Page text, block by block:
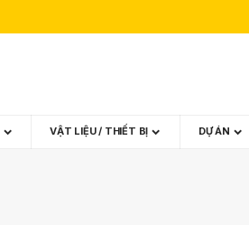
VẬT LIỆU / THIẾT BỊ DỰ ÁN